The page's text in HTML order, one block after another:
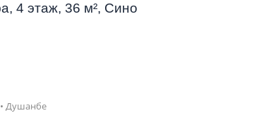
4 этаж, 36 м², Сино
• Душанбе